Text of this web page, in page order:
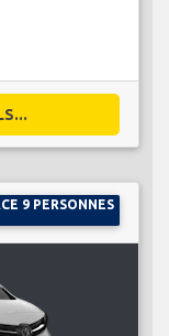
9 PERSONNES